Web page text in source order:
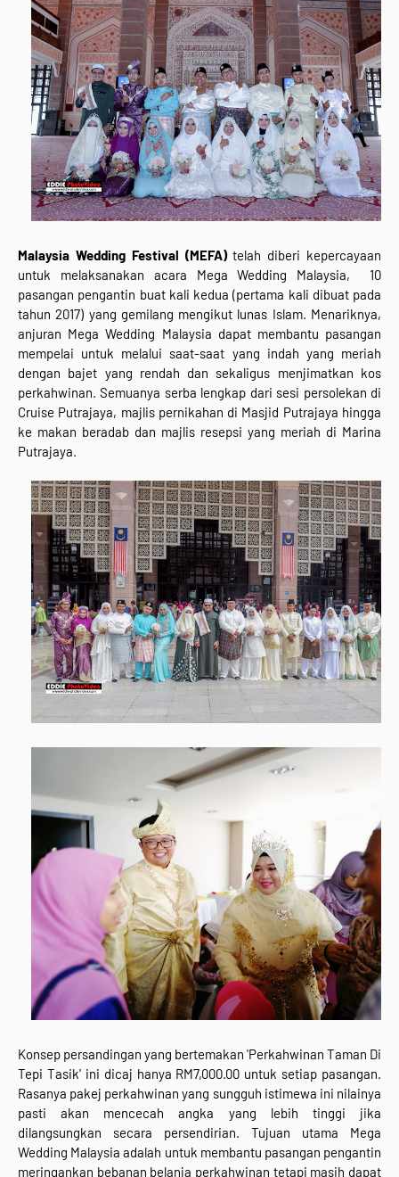
Malaysia Wedding Festival (MEFA)telah diberi kepercayaan
untuk melaksanakan acara Mega Wedding Malaysia, 10
pasangan pengantin buat kali kedua (pertama kali dibuat pada
tahun 2017) yang gemilang mengikut lunas Islam. Menariknya,
anjuran Mega Wedding Malaysia dapat membantu pasangan
mempelai untuk melalui saat-saat yang indah yang meriah
dengan bajet yang rendah dan sekaligus menjimatkan kos
perkahwinan. Semuanya serba lengkap dari sesi persolekan di
Cruise Putrajaya, majlis pernikahan di Masjid Putrajaya hingga
ke makan beradab dan majlis resepsi yang meriah di Marina
Putrajaya.
Konsep persandingan yang bertemakan 'Perkahwinan Taman Di
Tepi Tasik' ini dicaj hanya RM7,000.00 untuk setiap pasangan.
Rasanya pakej perkahwinan yang sungguh istimewa ini nilainya
pasti akan mencecah angka yang lebih tinggi jika
dilangsungkan secara persendirian. Tujuan utama Mega
Wedding Malaysia adalah untuk membantu pasangan pengantin
meringankan bebanan belanja perkahwinan tetapi masih dapat